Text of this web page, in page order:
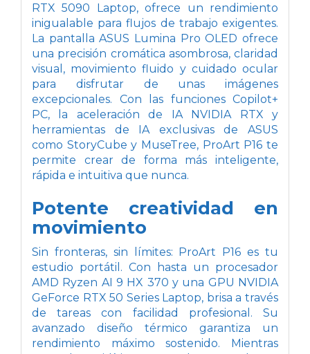
RTX 5090 Laptop, ofrece un rendimiento
inigualable para flujos de trabajo exigentes.
La pantalla ASUS Lumina Pro OLED ofrece
una precisión cromática asombrosa, claridad
visual, movimiento fluido y cuidado ocular
para disfrutar de unas imágenes
excepcionales. Con las funciones Copilot+
PC, la aceleración de IA NVIDIA RTX y
herramientas de IA exclusivas de ASUS
como StoryCube y MuseTree, ProArt P16 te
permite crear de forma más inteligente,
rápida e intuitiva que nunca.
Potente creatividad en
movimiento
Sin fronteras, sin límites: ProArt P16 es tu
estudio portátil. Con hasta un procesador
AMD Ryzen AI 9 HX 370 y una GPU NVIDIA
GeForce RTX 50 Series Laptop, brisa a través
de tareas con facilidad profesional. Su
avanzado diseño térmico garantiza un
rendimiento máximo sostenido. Mientras